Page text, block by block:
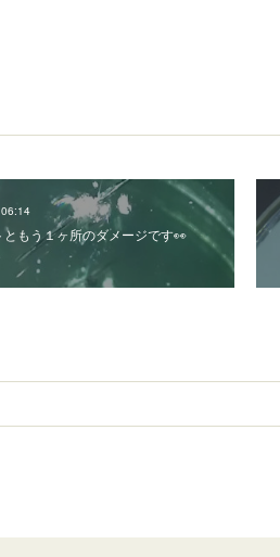
ともう１ヶ所のダメージです👀